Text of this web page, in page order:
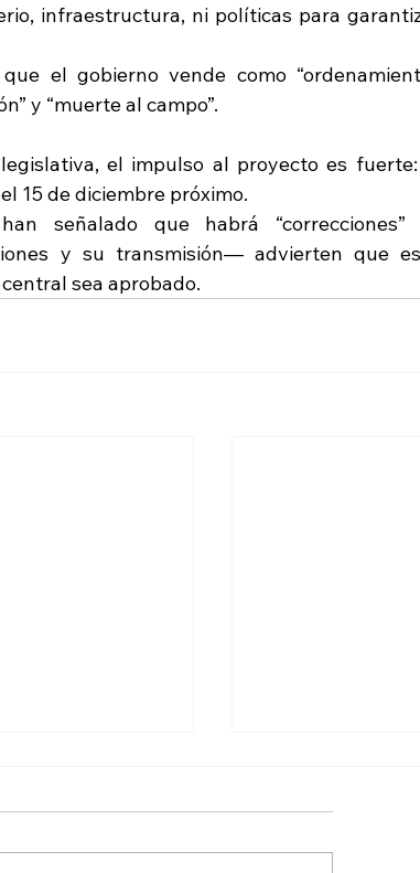
infraestructura, ni políticas para
el gobierno vende como
y “muerte al campo”.
el impulso al proyecto es
15 de diciembre próximo.
señalado que habrá
y su transmisión— advierten que
sea aprobado.